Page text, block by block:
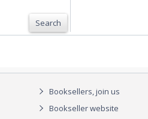
Search
Booksellers, join us
Bookseller website